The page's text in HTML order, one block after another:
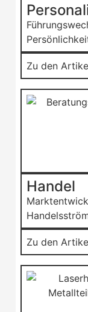
Zu den
Handel
Zu den